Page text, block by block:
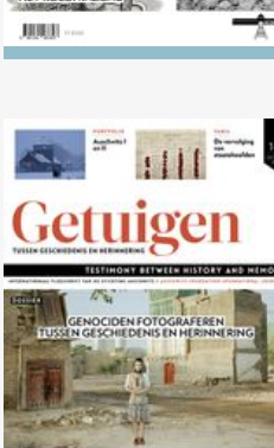
Nr. 141 (10/2025) Genociden
fotograferen tussen geschiedenis
en herinnering